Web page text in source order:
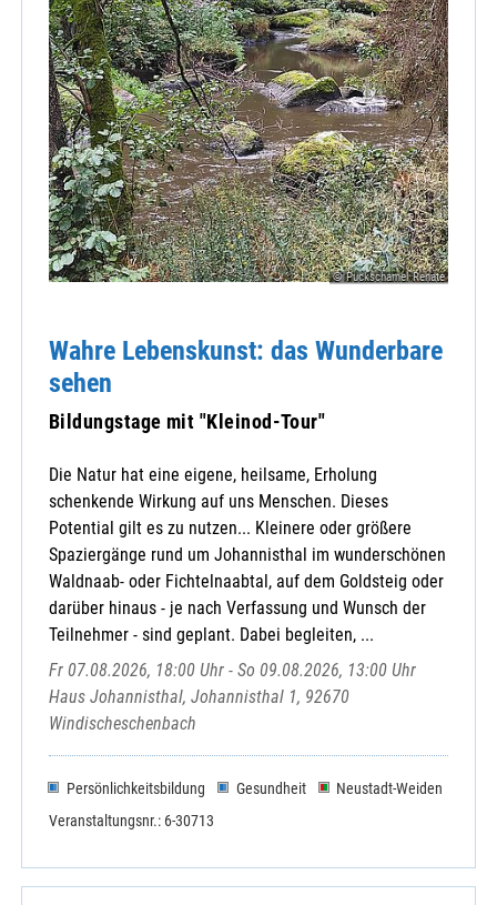
© Puckschamel Renate
Wahre Lebenskunst: das Wunderbare
sehen
Bildungstage mit "Kleinod-Tour"
Die Natur hat eine eigene, heilsame, Erholung
schenkende Wirkung auf uns Menschen. Dieses
Potential gilt es zu nutzen... Kleinere oder größere
Spaziergänge rund um Johannisthal im wunderschönen
Waldnaab- oder Fichtelnaabtal, auf dem Goldsteig oder
darüber hinaus - je nach Verfassung und Wunsch der
Teilnehmer - sind geplant. Dabei begleiten, ...
Fr 07.08.2026, 18:00 Uhr - So 09.08.2026, 13:00 Uhr
Haus Johannisthal, Johannisthal 1, 92670
Windischeschenbach
Persönlichkeitsbildung Gesundheit
Neustadt-Weiden
Veranstaltungsnr.: 6-30713